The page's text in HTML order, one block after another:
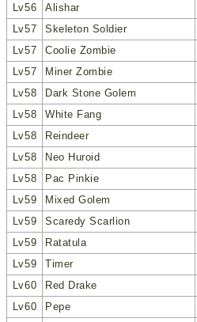
Lv56
Alishar
Lv57
Skeleton Soldier
Lv57
Coolie Zombie
Lv57
Miner Zombie
Lv58
Dark Stone Golem
Lv58
White Fang
Lv58
Reindeer
Lv58
Neo Huroid
Lv58
Pac Pinkie
Lv59
Mixed Golem
Lv59
Scaredy Scarlion
Lv59
Ratatula
Lv59
Timer
Lv60
Red Drake
Lv60
Pepe